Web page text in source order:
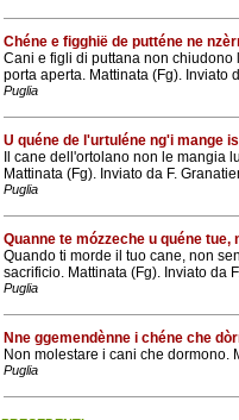
Chéne e figghië de putténe ne
Cani e figli di puttana non chiudono
porta aperta. Mattinata (Fg). Inviato
Puglia
U quéne de l'urtuléne ng'i mange
Il cane dell'ortolano non le mangia
Mattinata (Fg). Inviato da F.
Puglia
Quanne te mózzeche u quéne tue,
Quando ti morde il tuo cane, non
sacrificio. Mattinata (Fg). Inviato da
Puglia
Nne ggemendènne i chéne che
Non molestare i cani che dormono.
Puglia